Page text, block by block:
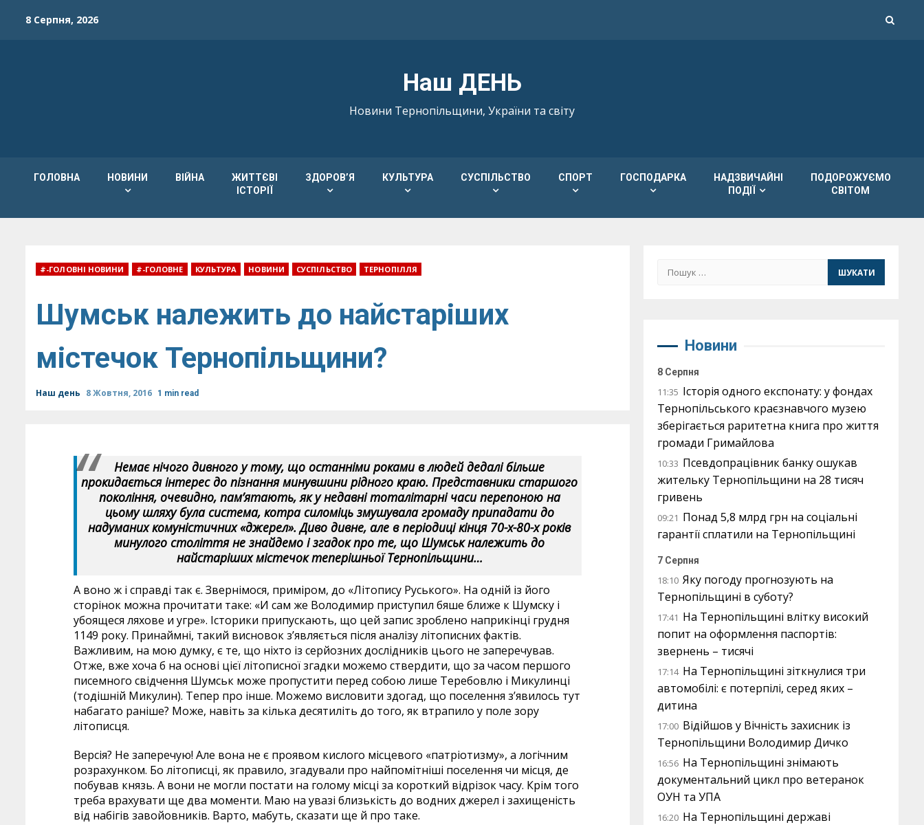
8 Серпня, 2026
Наш ДЕНЬ
Новини Тернопільщини, України та світу
ГОЛОВНА НОВИНИ ВІЙНА
ЖИТТЄВІ
ІСТОРІЇ
ЗДОРОВ’Я КУЛЬТУРА СУСПІЛЬСТВО СПОРТ ГОСПОДАРКА
НАДЗВИЧАЙНІ
ПОДІЇ
ПОДОРОЖУЄМО
СВІТОМ
#-ГОЛОВНІ НОВИНИ #-ГОЛОВНЕ КУЛЬТУРА НОВИНИ СУСПІЛЬСТВО ТЕРНОПІЛЛЯ
Шумськ належить до найстаріших
містечок Тернопільщини?
Наш день 8 Жовтня, 2016 1 min read
Немає нічого дивного у тому, що останніми роками в людей дедалі більше
прокидається інтерес до пізнання минувшини рідного краю. Представники старшого
покоління, очевидно, пам’ятають, як у недавні тоталітарні часи перепоною на
цьому шляху була система, котра силоміць змушувала громаду припадати до
надуманих комуністичних «джерел». Диво дивне, але в періодиці кінця 70-х-80-х років
минулого століття не знайдемо і згадок про те, що Шумськ належить до
найстаріших містечок теперішньої Тернопільщини…
А воно ж і справді так є. Звернімося, приміром, до «Літопису Руського». На одній із його
сторінок можна прочитати таке: «И сам же Володимир приступил бяше ближе к Шумску і
убоящеся ляхове и угре». Історики припускають, що цей запис зроблено наприкінці грудня
1149 року. Принаймні, такий висновок з’являється після аналізу літописних фактів.
Важливим, на мою думку, є те, що ніхто із серйозних дослідників цього не заперечував.
Отже, вже хоча б на основі цієї літописної згадки можемо ствердити, що за часом першого
писемного свідчення Шумськ може пропустити перед собою лише Теребовлю і Микулинці
(тодішній Микулин). Тепер про інше. Можемо висловити здогад, що поселення з’явилось тут
набагато раніше? Може, навіть за кілька десятиліть до того, як втрапило у поле зору
літописця.
Версія? Не заперечую! Але вона не є проявом кислого місцевого «патріотизму», а логічним
розрахунком. Бо літописці, як правило, згадували про найпомітніші поселення чи місця, де
побував князь. А вони не могли постати на голому місці за короткий відрізок часу. Крім того
треба врахувати ще два моменти. Маю на увазі близькість до водних джерел і захищеність
від набігів завойовників. Варто, мабуть, сказати ще й про таке.
Пошук:
Новини
8 Серпня
11:35 Історія одного експонату: у фондах
Тернопільського краєзнавчого музею
зберігається раритетна книга про життя
громади Гримайлова
10:33 Псевдопрацівник банку ошукав
жительку Тернопільщини на 28 тисяч
гривень
09:21 Понад 5,8 млрд грн на соціальні
гарантії сплатили на Тернопільщині
7 Серпня
18:10 Яку погоду прогнозують на
Тернопільщині в суботу?
17:41 На Тернопільщині влітку високий
попит на оформлення паспортів:
звернень – тисячі
17:14 На Тернопільщині зіткнулися три
автомобілі: є потерпілі, серед яких –
дитина
17:00 Відійшов у Вічність захисник із
Тернопільщини Володимир Дичко
16:56 На Тернопільщині знімають
документальний цикл про ветеранок
ОУН та УПА
16:20 На Тернопільщині державі